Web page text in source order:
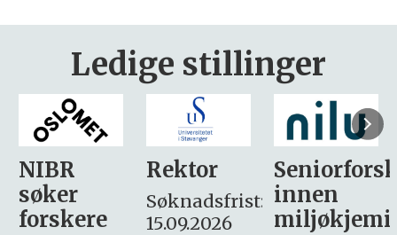
Ledige stillinger
Rektor
Søknadsfrist:
15.09.2026
Seniorforsker
innen
miljøkjemi
søker